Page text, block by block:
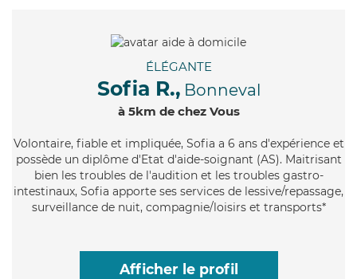
ÉLÉGANTE
Sofia R., Bonneval
à 5km de chez Vous
Volontaire, fiable et impliquée, Sofia a 6 ans d'expérience et
possède un diplôme d'Etat d'aide-soignant (AS). Maitrisant
bien les troubles de l'audition et les troubles gastro-
intestinaux, Sofia apporte ses services de lessive/repassage,
surveillance de nuit, compagnie/loisirs et transports*
Afficher le profil